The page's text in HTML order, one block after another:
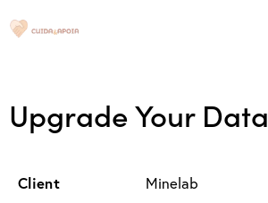
Upgrade Your Data
Client Minelab